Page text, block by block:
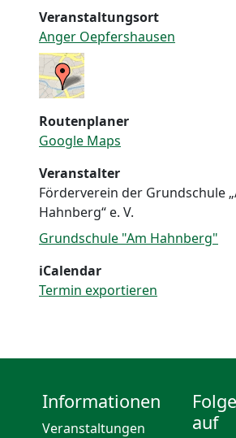
Veranstaltungsort
Anger Oepfershausen
Routenplaner
Google Maps
Veranstalter
Förderverein der Grundschule
Hahnberg“ e. V.
Grundschule "Am Hahnberg"
iCalendar
Termin exportieren
Informationen
Veranstaltungen
auf